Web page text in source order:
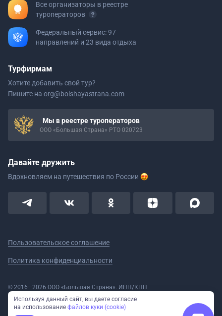
Все организаторы в реестре
туроператоров
Федеральный сервис: 97
направлений и 23 вида отдыха
Турфирмам
Хотите добавить свой тур?
Пишите на org@bolshayastrana.com
Мы в реестре туроператоров
ООО «Большая Страна» РТО 020723
Давайте дружить
Вдохновляем на путешествия по России
Пользовательское соглашение
Политика конфиденциальности
© 2016—2026 ООО «Большая Страна». ИНН/КПП
5908078160/590801001 ОГРН 1185958020533
Номер в реестре Роскомнадзора № 59-18-006319 (Приказ № 321 от
11.10.2018)
Используя данный сайт, вы даете согласие
на использование файлов куки (cookie)